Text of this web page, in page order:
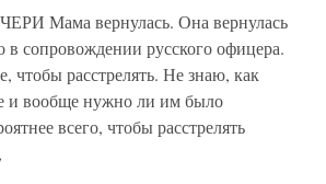
Мама вернулась. Она вернулась
в сопровождении русского офицера.
чтобы расстрелять. Не знаю, как
и вообще нужно ли им было
всего, чтобы расстрелять